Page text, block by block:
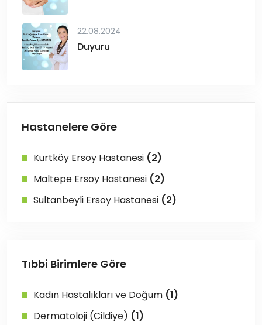
22.08.2024
Duyuru
Hastanelere Göre
Kurtköy Ersoy Hastanesi (2)
Maltepe Ersoy Hastanesi (2)
Sultanbeyli Ersoy Hastanesi (2)
Tıbbi Birimlere Göre
Kadın Hastalıkları ve Doğum (1)
Dermatoloji (Cildiye) (1)